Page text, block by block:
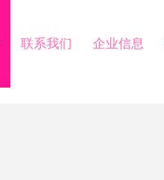
联系我们 企业信息